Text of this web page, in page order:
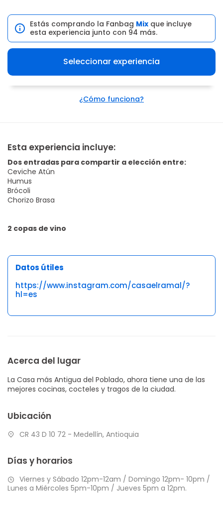
Estás comprando la Fanbag Mix que incluye
esta experiencia junto con 94 más.
Seleccionar experiencia
¿Cómo funciona?
Esta experiencia incluye:
Dos entradas para compartir a elección entre:
Ceviche Atún
Humus
Brócoli
Chorizo Brasa
2 copas de vino
Datos útiles
https://www.instagram.com/casaelramal/?
hl=es
Acerca del lugar
La Casa más Antigua del Poblado, ahora tiene una de las
mejores cocinas, cocteles y tragos de la ciudad.
Ubicación
CR 43 D 10 72 - Medellín, Antioquia
Días y horarios
Viernes y Sábado 12pm-12am / Domingo 12pm- 10pm /
Lunes a Miércoles 5pm-10pm / Jueves 5pm a 12pm.